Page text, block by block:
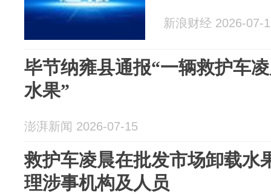
新浪财经 2026-07-
毕节纳雍县通报“一辆救护车
水果”
澎湃新闻 2026-07-15
救护车凌晨在批发市场卸载水
理涉事机构及人员